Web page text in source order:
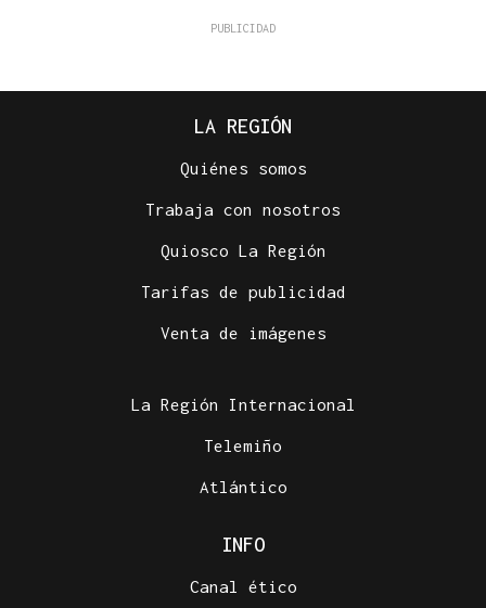
LA REGIÓN
Quiénes somos
Trabaja con nosotros
Quiosco La Región
Tarifas de publicidad
Venta de imágenes
La Región Internacional
Telemiño
Atlántico
INFO
Canal ético